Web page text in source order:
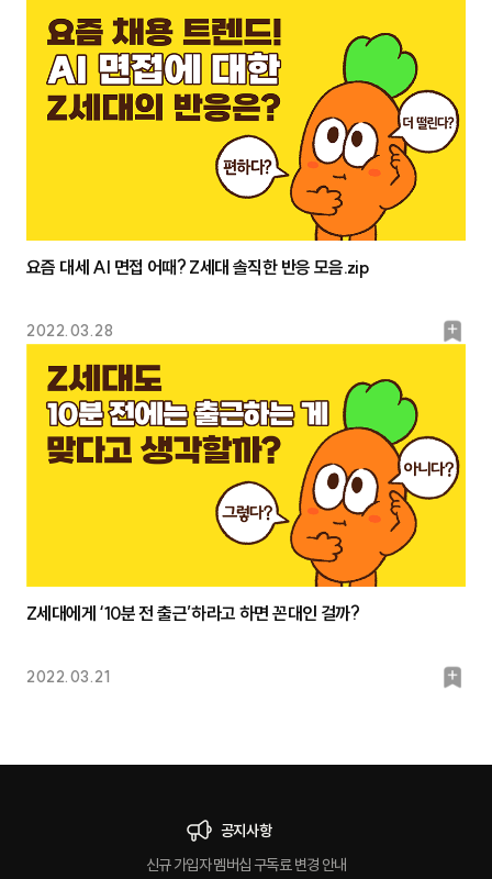
2022.03.28
북
요즘 대세 AI 면접 어때? Z세대 솔직한 반응 모음.zip
2022.03.21
북
Z세대에게 ‘10분 전 출근’하라고 하면 꼰대인 걸까?
공지사항
신규 가입자 멤버십 구독료 변경 안내